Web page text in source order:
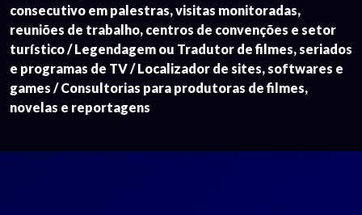
consecutivo em palestras, visitas monitoradas,
reuniões de trabalho, centros de convenções e setor
turístico / Legendagem ou Tradutor de filmes, seriados
e programas de TV / Localizador de sites, softwares e
games / Consultorias para produtoras de filmes,
novelas e reportagens